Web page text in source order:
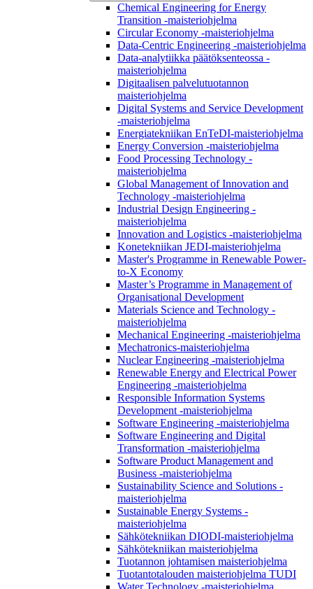
Chemical Engineering for Energy
Transition -maisteriohjelma
Circular Economy -maisteriohjelma
Data-Centric Engineering -maisteriohjelma
Data-analytiikka päätöksenteossa -
maisteriohjelma
Digitaalisen palvelutuotannon
maisteriohjelma
Digital Systems and Service Development
-maisteriohjelma
Energiatekniikan EnTeDI-maisteriohjelma
Energy Conversion -maisteriohjelma
Food Processing Technology -
maisteriohjelma
Global Management of Innovation and
Technology -maisteriohjelma
Industrial Design Engineering -
maisteriohjelma
Innovation and Logistics -maisteriohjelma
Konetekniikan JEDI-maisteriohjelma
Master's Programme in Renewable Power-
to-X Economy
Master’s Programme in Management of
Organisational Development
Materials Science and Technology -
maisteriohjelma
Mechanical Engineering -maisteriohjelma
Mechatronics-maisteriohjelma
Nuclear Engineering -maisteriohjelma
Renewable Energy and Electrical Power
Engineering -maisteriohjelma
Responsible Information Systems
Development -maisteriohjelma
Software Engineering -maisteriohjelma
Software Engineering and Digital
Transformation -maisteriohjelma
Software Product Management and
Business -maisteriohjelma
Sustainability Science and Solutions -
maisteriohjelma
Sustainable Energy Systems -
maisteriohjelma
Sähkötekniikan DIODI-maisteriohjelma
Sähkötekniikan maisteriohjelma
Tuotannon johtamisen maisteriohjelma
Tuotantotalouden maisteriohjelma TUDI
Water Technology -maisteriohjelma